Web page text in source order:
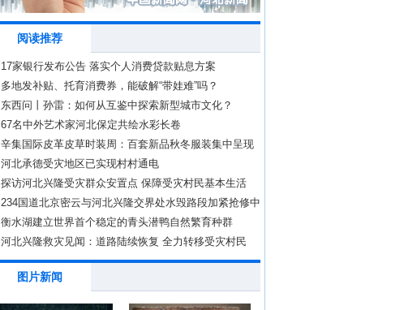
阅读推荐
17家银行发布公告 落实个人消费贷款贴息方案
多地发补贴、托育消费券，能破解“带娃难”吗？
东西问丨孙雷：如何从互鉴中探索新型城市文化？
67名中外艺术家河北保定共绘水彩长卷
辛集国际皮革皮草时装周：百套新品秋冬服装集中呈现
河北承德受灾地区已实现村村通电
探访河北兴隆受灾群众安置点 保障受灾村民基本生活
234国道北京密云与河北兴隆交界处水毁路段加紧抢修中
衡水湖建立世界首个稳定的青头潜鸭自然繁育种群
河北兴隆救灾见闻：道路陆续恢复 全力转移受灾村民
图片新闻